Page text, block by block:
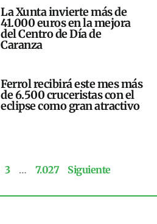
La Xunta invierte más de
41.000 euros en la mejora
del Centro de Día de
Caranza
Ferrol recibirá este mes más
de 6.500 cruceristas con el
eclipse como gran atractivo
3 … 7.027 Siguiente